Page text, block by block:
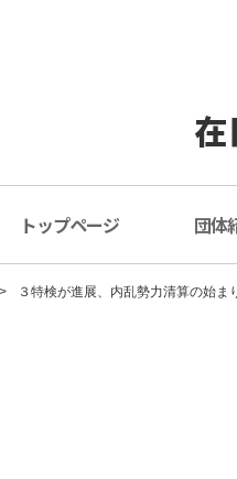
トップページ 団体
３特検が進展、内乱勢力清算の始